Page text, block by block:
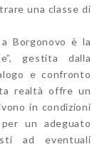
una classe di
Borgonovo è la
gestita dalla
e confronto
realtà offre un
in condizioni
un adeguato
ad eventuali